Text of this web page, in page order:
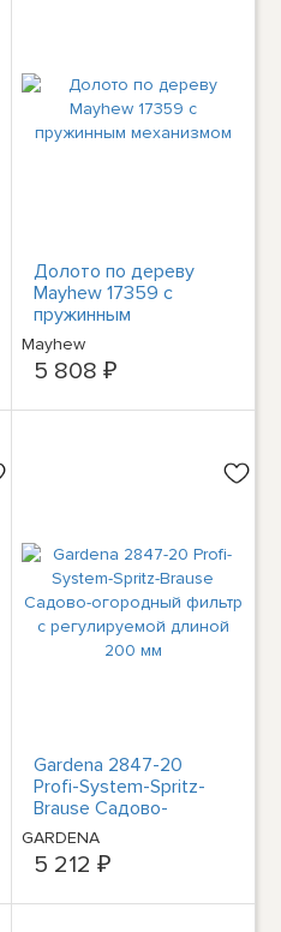
Долото по дереву
Mayhew 17359 с
пружинным
механизмом
Mayhew
5 808 ₽
Gardena 2847-20
Profi-System-Spritz-
Brause Садово-
огородный фильтр с
регулируемой длиной
200 мм
GARDENA
5 212 ₽